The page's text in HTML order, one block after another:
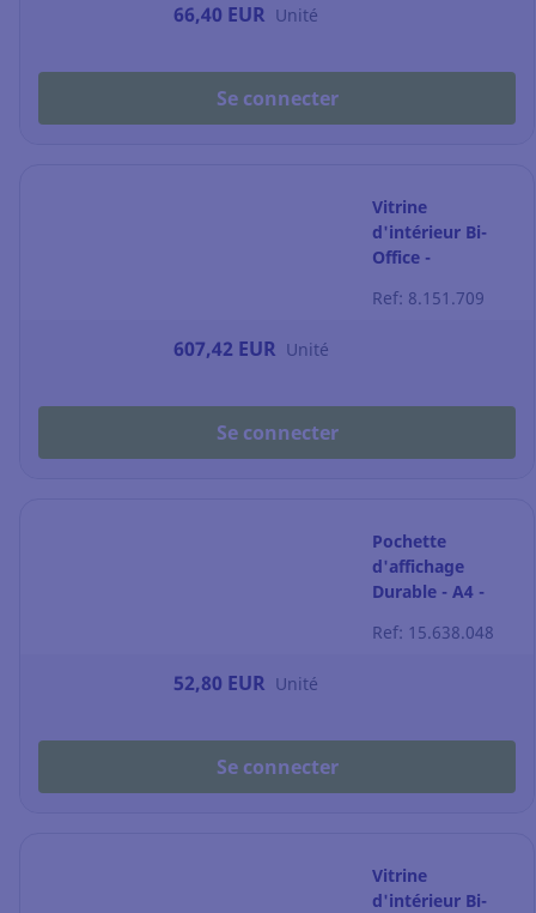
66,40 EUR Unité
Se connecter
Vitrine
d'intérieur Bi-
Office -
porte coulissante
Ref: 8.151.709
607,42 EUR Unité
Se connecter
Pochette
d'affichage
Durable - A4 -
attaches câbles -
Ref: 15.638.048
52,80 EUR Unité
Se connecter
Vitrine
d'intérieur Bi-